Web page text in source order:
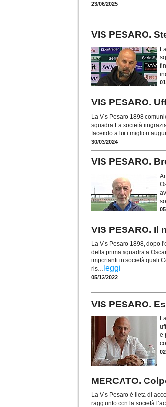
23/06/2025
VIS PESARO.
VIS PESARO.
La Vis Pesaro 1898
squadra.La società
facendo a lui i migliori
30/03/2024
VIS PESARO.
VIS PESARO. Il
La Vis Pesaro 1898, dopo
della prima squadra a
importanti in società quali
ris... leggi
05/12/2022
VIS PESARO.
e
MERCATO.
La Vis Pesaro è lieta di
raggiunto con la società